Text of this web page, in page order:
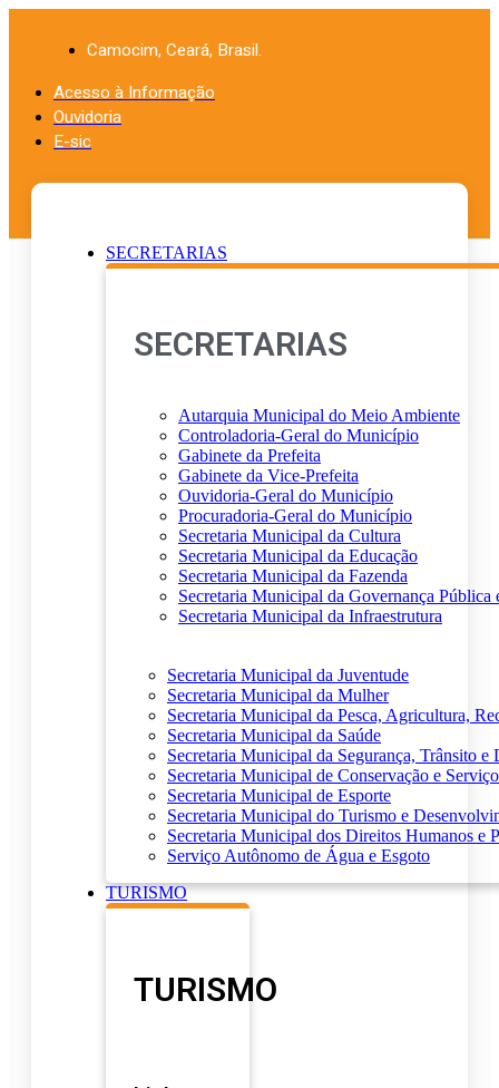
Camocim, Ceará, Brasil.
Acesso à Informação
Ouvidoria
E-sic
SECRETARIAS
SECRETARIAS
Autarquia Municipal do Meio Ambiente
Controladoria-Geral do Município
Gabinete da Prefeita
Gabinete da Vice-Prefeita
Ouvidoria-Geral do Município
Procuradoria-Geral do Município
Secretaria Municipal da Cultura
Secretaria Municipal da Educação
Secretaria Municipal da Fazenda
Secretaria Municipal da Governança Pública
Secretaria Municipal da Infraestrutura
Secretaria Municipal da Juventude
Secretaria Municipal da Mulher
Secretaria Municipal da Pesca, Agricultura,
Secretaria Municipal da Saúde
Secretaria Municipal da Segurança, Trânsito e
Secretaria Municipal de Conservação e
Secretaria Municipal de Esporte
Secretaria Municipal do Turismo e
Secretaria Municipal dos Direitos Humanos e
Serviço Autônomo de Água e Esgoto
TURISMO
TURISMO